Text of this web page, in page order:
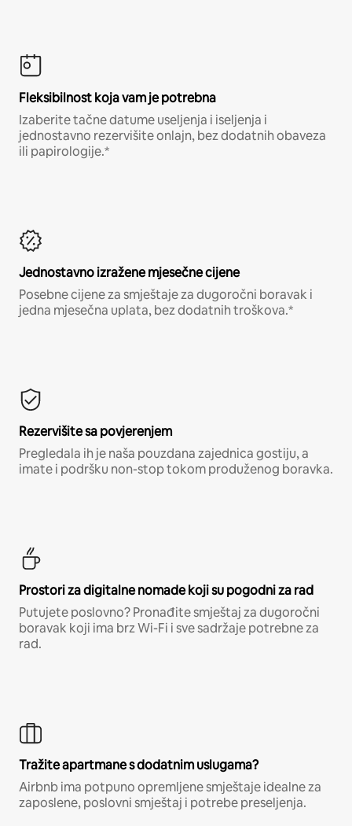
Fleksibilnost koja vam je potrebna
Izaberite tačne datume useljenja i iseljenja i
jednostavno rezervišite onlajn, bez dodatnih obaveza
ili papirologije.*
Jednostavno izražene mjesečne cijene
Posebne cijene za smještaje za dugoročni boravak i
jedna mjesečna uplata, bez dodatnih troškova.*
Rezervišite sa povjerenjem
Pregledala ih je naša pouzdana zajednica gostiju, a
imate i podršku non-stop tokom produženog boravka.
Prostori za digitalne nomade koji su pogodni za rad
Putujete poslovno? Pronađite smještaj za dugoročni
boravak koji ima brz Wi-Fi i sve sadržaje potrebne za
rad.
Tražite apartmane s dodatnim uslugama?
Airbnb ima potpuno opremljene smještaje idealne za
zaposlene, poslovni smještaj i potrebe preseljenja.